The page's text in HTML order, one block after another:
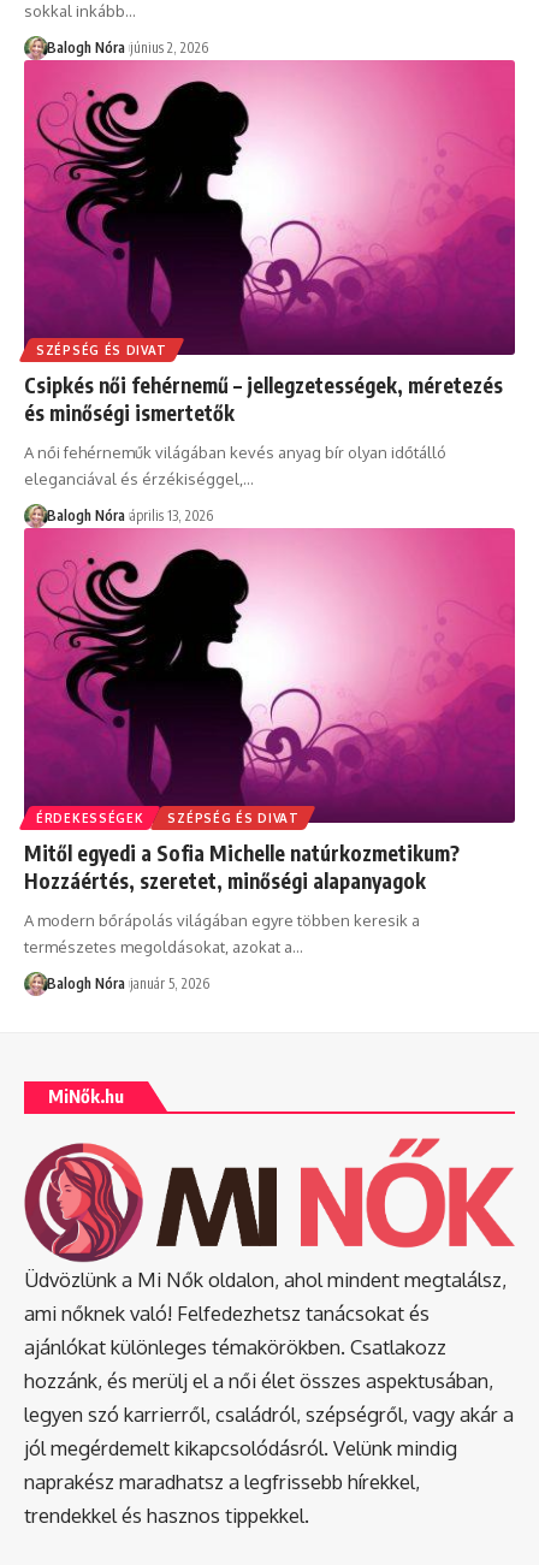
sokkal inkább…
Balogh Nóra június 2, 2026
SZÉPSÉG ÉS DIVAT
Csipkés női fehérnemű – jellegzetességek, méretezés
és minőségi ismertetők
A női fehérneműk világában kevés anyag bír olyan időtálló
eleganciával és érzékiséggel, …
Balogh Nóra április 13, 2026
ÉRDEKESSÉGEK SZÉPSÉG ÉS DIVAT
Mitől egyedi a Sofia Michelle natúrkozmetikum?
Hozzáértés, szeretet, minőségi alapanyagok
A modern bőrápolás világában egyre többen keresik a
természetes megoldásokat, azokat a…
Balogh Nóra január 5, 2026
MiNők.hu
Üdvözlünk a Mi Nők oldalon, ahol mindent megtalálsz,
ami nőknek való! Felfedezhetsz tanácsokat és
ajánlókat különleges témakörökben. Csatlakozz
hozzánk, és merülj el a női élet összes aspektusában,
legyen szó karrierről, családról, szépségről, vagy akár a
jól megérdemelt kikapcsolódásról. Velünk mindig
naprakész maradhatsz a legfrissebb hírekkel,
trendekkel és hasznos tippekkel.